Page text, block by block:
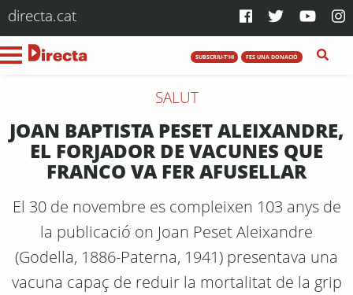
directa.cat
SUBSCRIU-T'HI FES UNA DONACIÓ
SALUT
JOAN BAPTISTA PESET ALEIXANDRE,
EL FORJADOR DE VACUNES QUE
FRANCO VA FER AFUSELLAR
El 30 de novembre es compleixen 103 anys de
la publicació on Joan Peset Aleixandre
(Godella, 1886-Paterna, 1941) presentava una
vacuna capaç de reduir la mortalitat de la grip